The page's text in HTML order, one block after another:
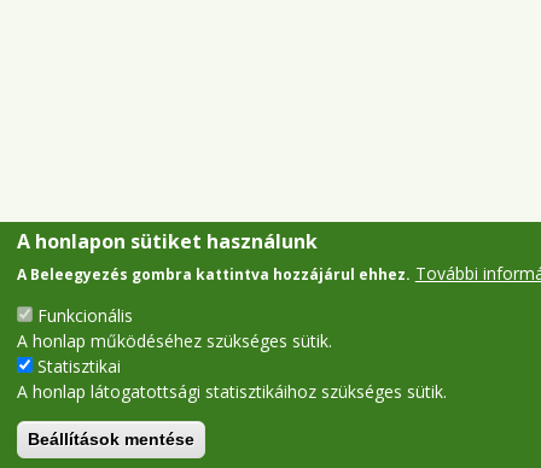
A honlapon sütiket használunk
A Beleegyezés gombra kattintva hozzájárul ehhez. További
Funkcionális
A honlap működéséhez szükséges sütik.
Statisztikai
A honlap látogatottsági statisztikáihoz szükséges sütik.
Beállítások mentése